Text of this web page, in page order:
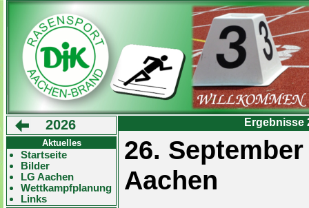
2026
Aktuelles
Startseite
Bilder
LG Aachen
Wettkampfplanung
Links
Ergebnisse
26.
Aachen